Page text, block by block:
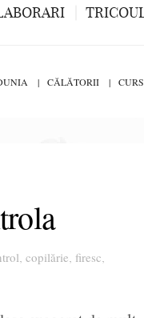
CĂLĂTORII
, copilărie, firesc,